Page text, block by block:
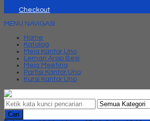
Checkout
MENU NAVIGASI
Home
Katalog
Meja Kantor Uno
Lemari Arsip Besi
Meja Meeting
Partisi Kantor Uno
Kursi Kantor Uno
Cari